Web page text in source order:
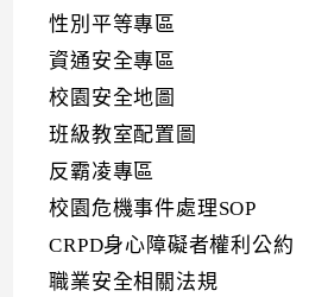
性別平等專區
資通安全專區
校園安全地圖
班級教室配置圖
反霸凌專區
校園危機事件處理SOP
CRPD身心障礙者權利公約
職業安全相關法規